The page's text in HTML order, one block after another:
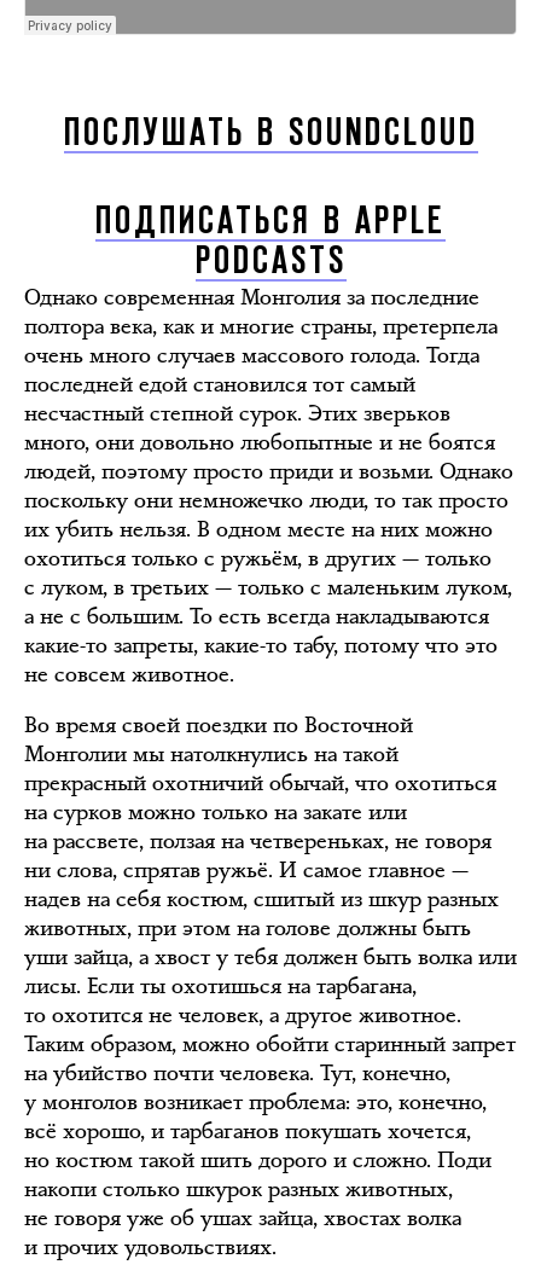
ПОСЛУШАТЬ В SOUNDCLOUD
ПОДПИСАТЬСЯ В APPLE
PODCASTS
Однако современная Монголия за последние
полтора века, как и многие страны, претерпела
очень много случаев массового голода. Тогда
последней едой становился тот самый
несчастный степной сурок. Этих зверьков
много, они довольно любопытные и не боятся
людей, поэтому просто приди и возьми. Однако
поскольку они немножечко люди, то так просто
их убить нельзя. В одном месте на них можно
охотиться только с ружьём, в других — только
с луком, в третьих — только с маленьким луком,
а не с большим. То есть всегда накладываются
какие-то запреты, какие-то табу, потому что это
не совсем животное.
Во время своей поездки по Восточной
Монголии мы натолкнулись на такой
прекрасный охотничий обычай, что охотиться
на сурков можно только на закате или
на рассвете, ползая на четвереньках, не говоря
ни слова, спрятав ружьё. И самое главное —
надев на себя костюм, сшитый из шкур разных
животных, при этом на голове должны быть
уши зайца, а хвост у тебя должен быть волка или
лисы. Если ты охотишься на тарбагана,
то охотится не человек, а другое животное.
Таким образом, можно обойти старинный запрет
на убийство почти человека. Тут, конечно,
у монголов возникает проблема: это, конечно,
всё хорошо, и тарбаганов покушать хочется,
но костюм такой шить дорого и сложно. Поди
накопи столько шкурок разных животных,
не говоря уже об ушах зайца, хвостах волка
и прочих удовольствиях.